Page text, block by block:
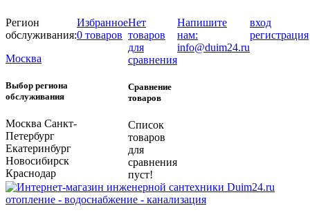
Регион
обслуживания:
Москва
Выбор региона
обслуживания
Москва Санкт-
Петербург
Екатеринбург
Новосибирск
Краснодар
Избранное
0 товаров
Нет
товаров
для
сравнения
Сравнение
товаров
Список
товаров
для
сравнения
пуст!
Напишите
нам:
info@duim24.ru
вход
регистрация
отопление - водоснабжение - канализация